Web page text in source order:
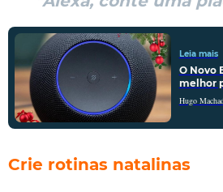
Leia mais
O Novo
melhor
Hugo
Crie rotinas natalinas